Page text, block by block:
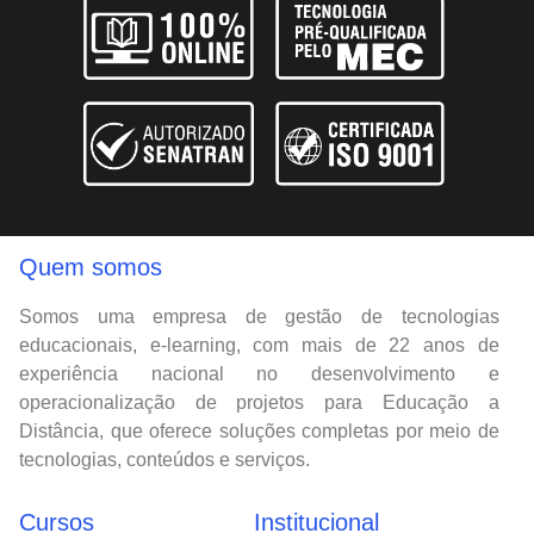
Quem somos
Somos uma empresa de gestão de tecnologias
educacionais, e-learning, com mais de 22 anos de
experiência nacional no desenvolvimento e
operacionalização de projetos para Educação a
Distância, que oferece soluções completas por meio de
tecnologias, conteúdos e serviços.
Cursos Institucional